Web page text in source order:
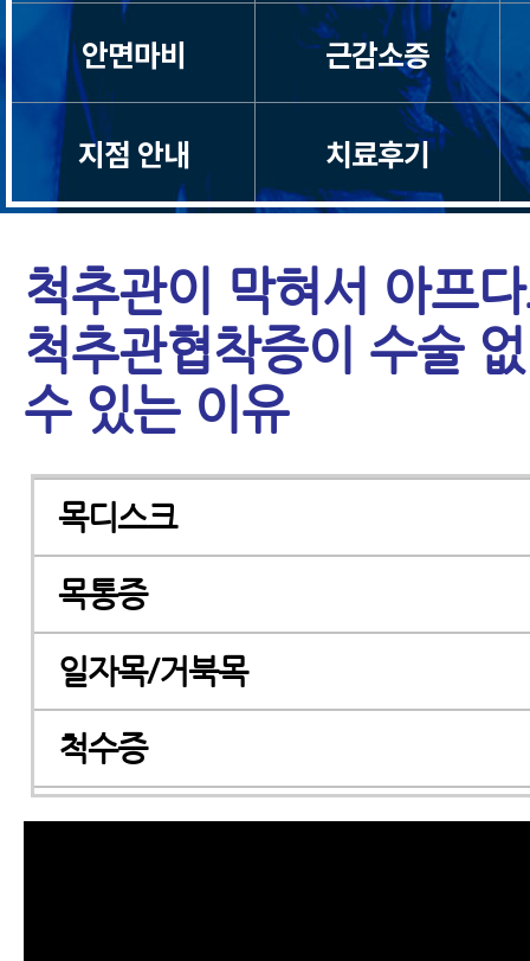
안면마비 근감소증
지점 안내 치료후기
척추관이 막혀서 아프
척추관협착증이 수술
수 있는 이유
목디스크
목통증
일자목/거북목
척수증
경추관협착증